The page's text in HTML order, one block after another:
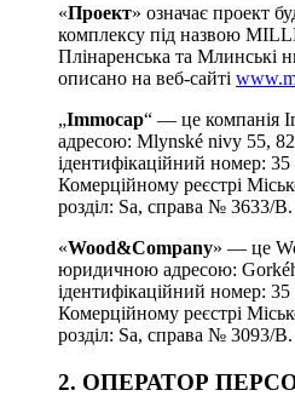
«Проект» означає проект
комплексу під назвою
Плінаренська та Млинські
описано на веб-сайті
„Immocap“ — це компанія
адресою: Mlynské nivy 55,
ідентифікаційний номер:
Комерційному реєстрі
розділ: Sa, справа № 3633/B.
«Wood&Company» — це
юридичною адресою:
ідентифікаційний номер:
Комерційному реєстрі
розділ: Sa, справа № 3093/B.
2. ОПЕРАТОР